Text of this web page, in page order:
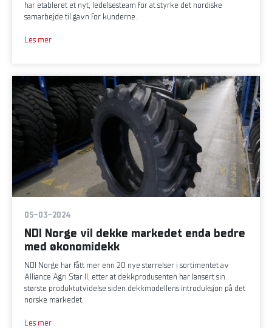
har etableret et nyt, ledelsesteam for at styrke det nordiske
samarbejde til gavn for kunderne.
Les mer
05-03-2024
NDI Norge vil dekke markedet enda bedre
med økonomidekk
NDI Norge har fått mer enn 20 nye størrelser i sortimentet av
Alliance Agri Star II, etter at dekkprodusenten har lansert sin
største produktutvidelse siden dekkmodellens introduksjon på det
norske markedet.
Les mer